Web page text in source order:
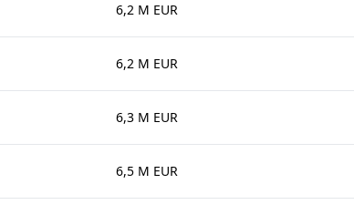
6,2 M EUR
6,2 M EUR
6,3 M EUR
6,5 M EUR